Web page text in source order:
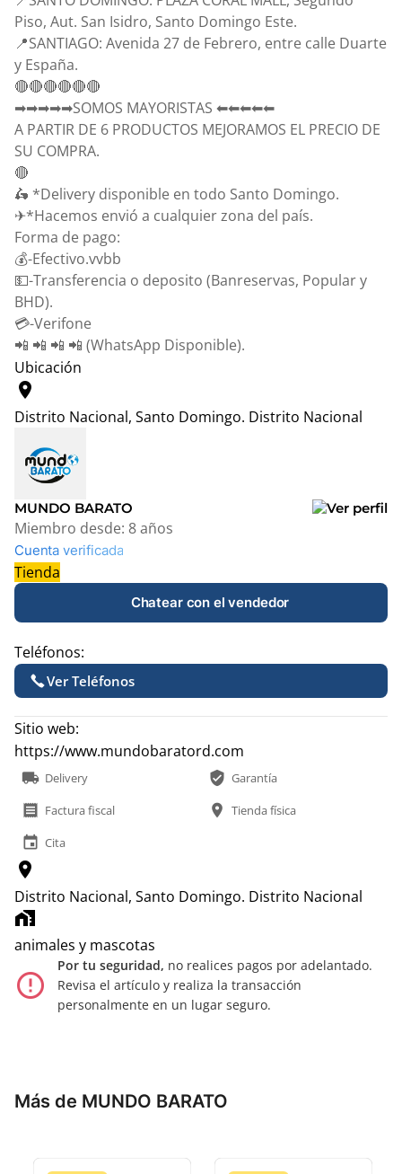
Piso, Aut. San Isidro, Santo Domingo Este.
📍SANTIAGO: Avenida 27 de Febrero, entre calle Duarte
y España.
🔴🔴🔴🔴🔴🔴
➡➡➡➡➡SOMOS MAYORISTAS ⬅⬅⬅⬅⬅
A PARTIR DE 6 PRODUCTOS MEJORAMOS EL PRECIO DE
SU COMPRA.
🔴
🛵 *Delivery disponible en todo Santo Domingo.
✈*Hacemos envió a cualquier zona del país.
Forma de pago:
💰-Efectivo.vvbb
💵-Transferencia o deposito (Banreservas, Popular y
BHD).
💳-Verifone
📲 📲 📲 📲 (WhatsApp Disponible).
Ubicación
location_on
Distrito Nacional, Santo Domingo. Distrito Nacional
+
−
Leaflet|© OpenStreetMap contributors
MUNDO BARATO
Miembro desde: 8 años
Cuenta verificada
Tienda
Chatear con el vendedor
Teléfonos:
Ver Teléfonos
Sitio web:
https://www.mundobaratord.com
local_shipping Delivery verified_user Garantía
receipt Factura fiscal location_on Tienda física
event Cita
location_on
Distrito Nacional, Santo Domingo. Distrito Nacional
home_work
animales y mascotas
error_outline
Por tu seguridad, no realices pagos por adelantado.
Revisa el artículo y realiza la transacción
personalmente en un lugar seguro.
Más de MUNDO BARATO